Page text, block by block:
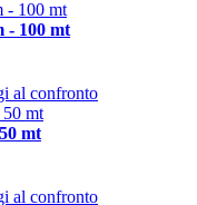
- 100 mt
al confronto
mt
al confronto